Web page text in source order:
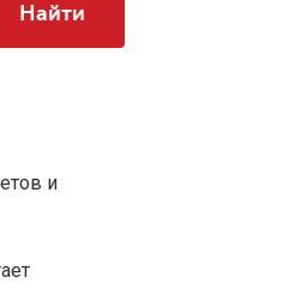
Найти
и